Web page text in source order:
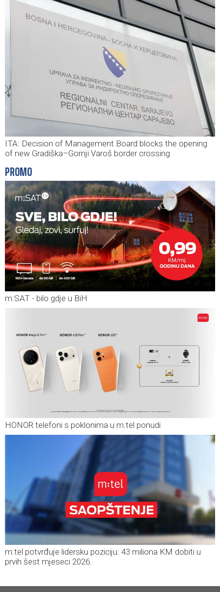
ITA: Decision of Management Board blocks the opening
of new Gradiška–Gornji Varoš border crossing
PROMO
m:SAT - bilo gdje u BiH
HONOR telefoni s poklonima u m:tel ponudi
m:tel potvrđuje lidersku poziciju: 43 miliona KM dobiti u
prvih šest mjeseci 2026.